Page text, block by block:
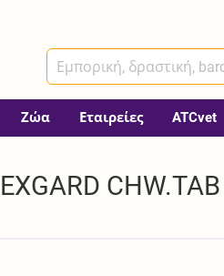
Ζώα Εταιρείες ATCvet